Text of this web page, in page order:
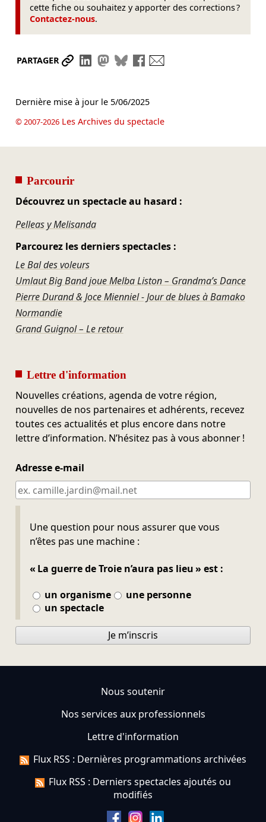
cette fiche ou souhaitez y apporter des corrections ?
Contactez-nous.
PARTAGER Partager le lien
Partager sur LinkedIn
Partager sur Mastodon
Partager sur Bluesky
Partager sur Facebook
Dernière mise à jour le 5/06/2025
© 2007-2026Les Archives du spectacle
Parcourir
Découvrez un spectacle au hasard :
Pelleas y Melisanda
Parcourez les derniers spectacles :
Le Bal des voleurs
Umlaut Big Band joue Melba Liston – Grandma’s Dance
Pierre Durand & Joce Mienniel - Jour de blues à Bamako
Normandie
Grand Guignol – Le retour
Lettre d'information
Nouvelles créations, agenda de votre région,
nouvelles de nos partenaires et adhérents, recevez
toutes ces actualités et plus encore dans notre
lettre d’information. N’hésitez pas à vous abonner !
Adresse e-mail
Une question pour nous assurer que vous
n’êtes pas une machine :
« La guerre de Troie n’aura pas lieu » est :
un organisme
une personne
un spectacle
Ne pas remplir
Je m’inscris
Nous soutenir
Nos services aux professionnels
Lettre d'information
Flux RSS : Dernières programmations archivées
Flux RSS : Derniers spectacles ajoutés ou
modifiés